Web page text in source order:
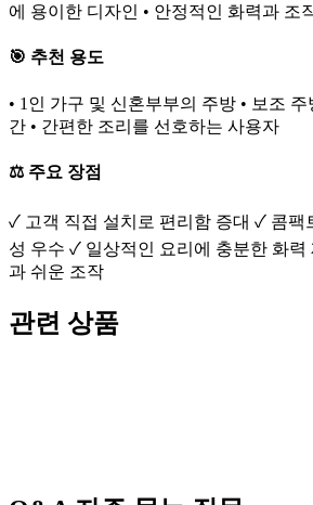
에 용이한 디자인 • 안정적인 화력과 조
🎯 추천 용도
• 1인 가구 및 신혼부부의 주방 • 보조
간 • 간편한 조리를 선호하는 사용자
⚖️ 주요 장점
✓ 고객 직접 설치로 편리함 증대 ✓ 콤팩
성 우수 ✓ 일상적인 요리에 충분한 화력
과 쉬운 조작
관련 상품